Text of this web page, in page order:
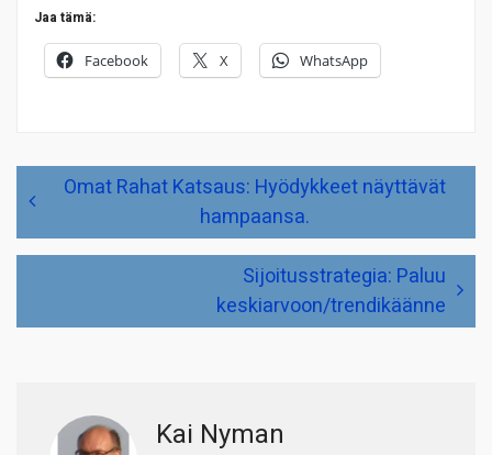
Jaa tämä:
Facebook X WhatsApp
Artikkelien
selaus Omat Rahat Katsaus: Hyödykkeet näyttävät
hampaansa.
Sijoitusstrategia: Paluu
keskiarvoon/trendikäänne
Kai Nyman